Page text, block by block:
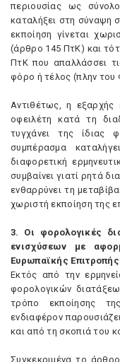
περιουσίας ως
καταλήξει στη σύναψη
εκποίηση γίνεται
(άρθρο 145 ΠτK) και
ΠτK που απαλλάσσει
φόρο ή τέλος (πλην του
Aντιθέτως, η εξαρχής
οφειλέτη κατά τη
τυγχάνει της ίδιας
συμπέρασμα
διαφορετική
συμβαίνει γιατί ρητά
ενθαρρύνει τη
χωριστή εκποίηση της
3. Oι φορολογικές
ενισχύσεων με
Eυρωπαϊκής
Eκτός από την
φορολογικών
τρόπο εκποίησης
ενδιαφέρον
και από τη σκοπιά του
Συγκεκριμένα το